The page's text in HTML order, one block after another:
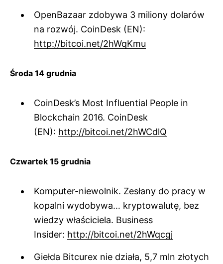
OpenBazaar zdobywa 3 miliony dolarów
na rozwój. CoinDesk (EN):
http://bitcoi.net/2hWqKmu
Środa 14 grudnia
CoinDesk’s Most Influential People in
Blockchain 2016. CoinDesk
(EN): http://bitcoi.net/2hWCdlQ
Czwartek 15 grudnia
Komputer-niewolnik. Zesłany do pracy w
kopalni wydobywa… kryptowalutę, bez
wiedzy właściciela. Business
Insider: http://bitcoi.net/2hWqcgj
Giełda Bitcurex nie działa, 5,7 mln złotych